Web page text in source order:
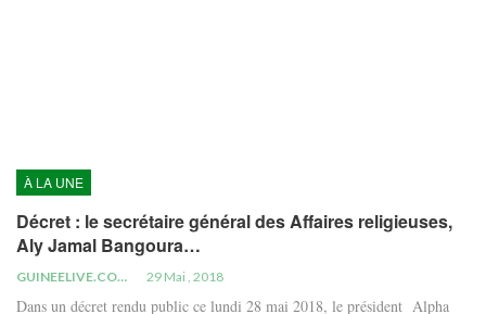
À LA UNE
Décret : le secrétaire général des Affaires religieuses,
Aly Jamal Bangoura…
GUINEELIVE.COM 29 Mai , 2018
Dans un décret rendu public ce lundi 28 mai 2018, le président Alpha